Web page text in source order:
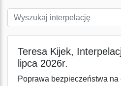
Teresa Kijek,
lipca 2026r.
Poprawa bezpieczeństwa